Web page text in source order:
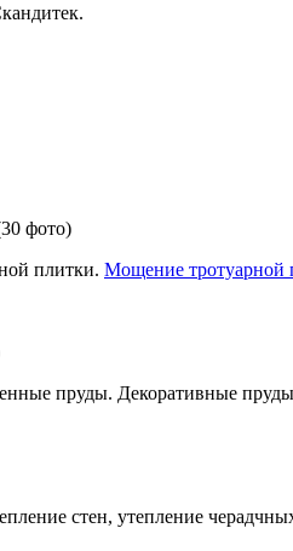
фото)
плитки. Мощение тротуарной
пруды. Декоративные
стен, утепление